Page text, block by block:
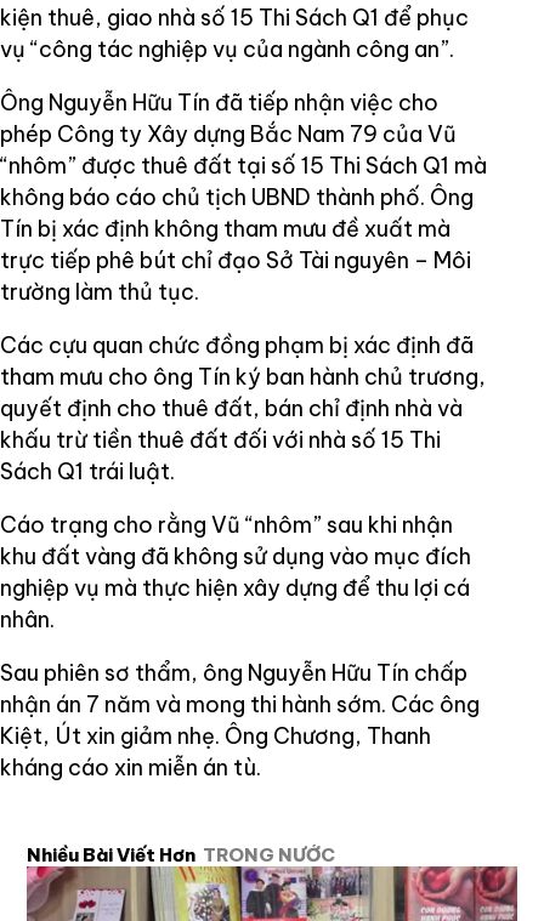
kiện thuê, giao nhà số 15 Thi Sách Q1 để phục
vụ “công tác nghiệp vụ của ngành công an”.
Ông Nguyễn Hữu Tín đã tiếp nhận việc cho
phép Công ty Xây dựng Bắc Nam 79 của Vũ
“nhôm” được thuê đất tại số 15 Thi Sách Q1 mà
không báo cáo chủ tịch UBND thành phố. Ông
Tín bị xác định không tham mưu đề xuất mà
trực tiếp phê bút chỉ đạo Sở Tài nguyên – Môi
trường làm thủ tục.
Các cựu quan chức đồng phạm bị xác định đã
tham mưu cho ông Tín ký ban hành chủ trương,
quyết định cho thuê đất, bán chỉ định nhà và
khấu trừ tiền thuê đất đối với nhà số 15 Thi
Sách Q1 trái luật.
Cáo trạng cho rằng Vũ “nhôm” sau khi nhận
khu đất vàng đã không sử dụng vào mục đích
nghiệp vụ mà thực hiện xây dựng để thu lợi cá
nhân.
Sau phiên sơ thẩm, ông Nguyễn Hữu Tín chấp
nhận án 7 năm và mong thi hành sớm. Các ông
Kiệt, Út xin giảm nhẹ. Ông Chương, Thanh
kháng cáo xin miễn án tù.
Nhiều Bài Viết Hơn TRONG NƯỚC